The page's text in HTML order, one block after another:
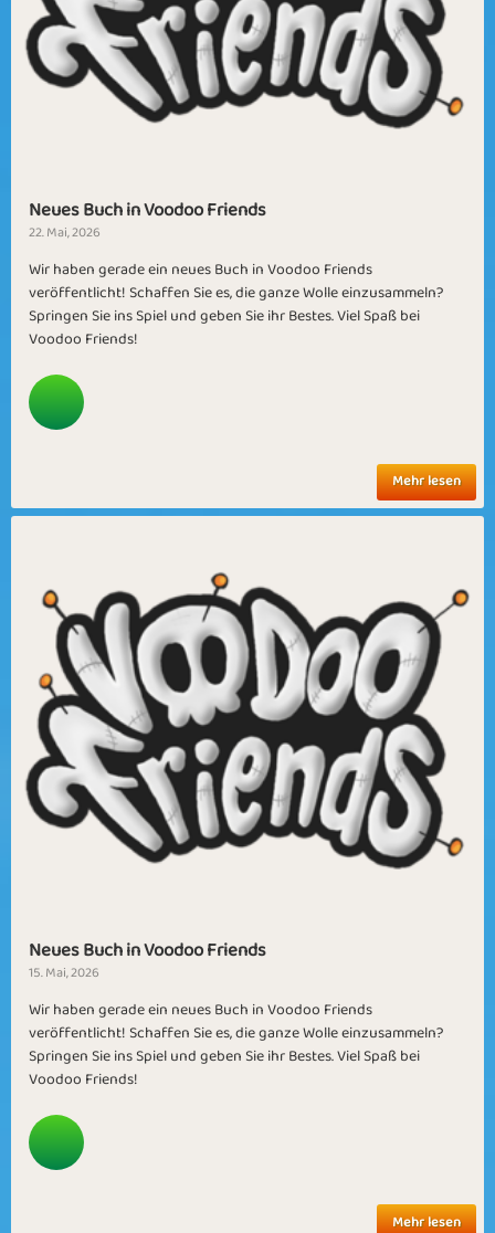
Neues Buch in Voodoo Friends
22. Mai, 2026
Wir haben gerade ein neues Buch in Voodoo Friends
veröffentlicht! Schaffen Sie es, die ganze Wolle einzusammeln?
Springen Sie ins Spiel und geben Sie ihr Bestes. Viel Spaß bei
Voodoo Friends!
Mehr lesen
Neues Buch in Voodoo Friends
15. Mai, 2026
Wir haben gerade ein neues Buch in Voodoo Friends
veröffentlicht! Schaffen Sie es, die ganze Wolle einzusammeln?
Springen Sie ins Spiel und geben Sie ihr Bestes. Viel Spaß bei
Voodoo Friends!
Mehr lesen